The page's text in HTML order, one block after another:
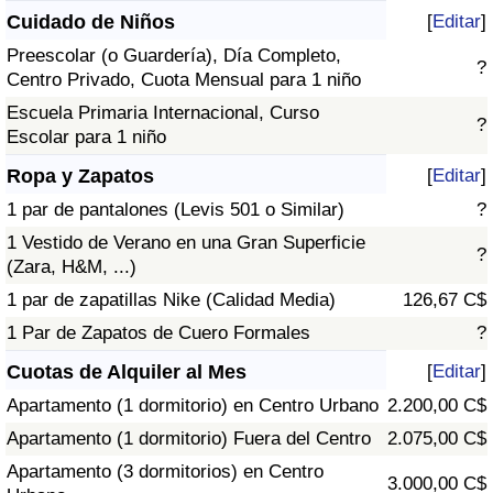
Cuidado de Niños [Editar]
Preescolar (o Guardería), Día Completo,
Centro Privado, Cuota Mensual para 1 niño
?
Escuela Primaria Internacional, Curso
Escolar para 1 niño
?
Ropa y Zapatos [Editar]
1 par de pantalones (Levis 501 o Similar)
?
1 Vestido de Verano en una Gran Superficie
(Zara, H&M, ...)
?
1 par de zapatillas Nike (Calidad Media)
126,67 C$
1 Par de Zapatos de Cuero Formales
?
Cuotas de Alquiler al Mes [Editar]
Apartamento (1 dormitorio) en Centro Urbano 2.200,00 C$
Apartamento (1 dormitorio) Fuera del Centro
2.075,00 C$
Apartamento (3 dormitorios) en Centro
3.000,00 C$